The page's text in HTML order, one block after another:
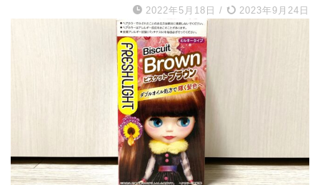
2022年5月18日 / 2023年9月24日